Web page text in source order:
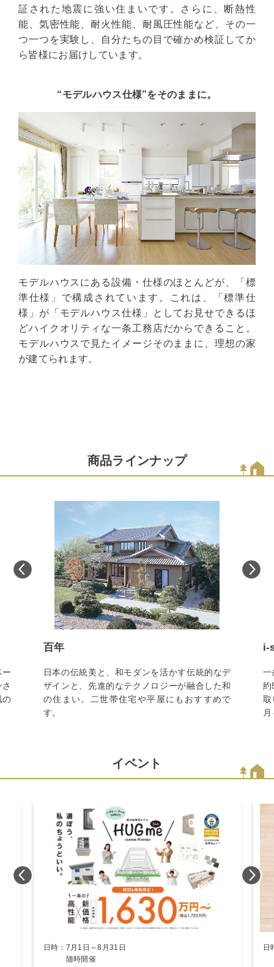
証された地震に強い住まいです。さらに、断熱性
能、気密性能、耐火性能、耐風圧性能など、その一
つ一つを実験し、自分たちの目で確かめ検証してか
ら皆様にお届けしています。
“モデルハウス仕様”をそのままに。
モデルハウスにある設備・仕様のほとんどが、「標
準仕様」で構成されています。これは、「標準仕
様」が「モデルハウス仕様」としてお見せできるほ
どハイクオリティな一条工務店だからできること。
モデルハウスで見たイメージそのままに、理想の家
が建てられます。
商品ラインナップ
の
百年
日本の伝統美と、和モダンを活かす伝統的なデ
ザインと、先進的なテクノロジーが融合した和
の住まい。二世帯住宅や平屋にもおすすめで
す。
i-
一
約
取
イベント
日時：7月1日～8月31日
随時開催
日